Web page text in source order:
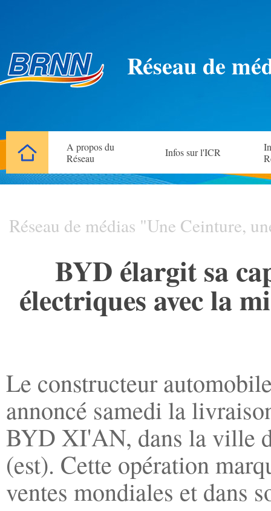
Réseau de
A propos du
Réseau
Infos sur l'ICR
Réseau de médias "Une Ceinture,
BYD élargit sa
électriques avec la
Le constructeur
annoncé samedi la
BYD XI'AN, dans la ville
(est). Cette opération
ventes mondiales et dans